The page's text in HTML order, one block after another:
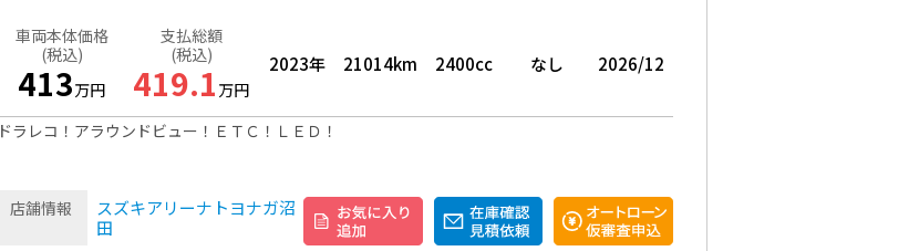
車両本体価格
(税込)
413万円
支払総額
(税込)
419.1 万円
2023年 21014km 2400cc なし 2026/12
ドラレコ！アラウンドビュー！ＥＴＣ！ＬＥＤ！
店舗情報
スズキアリーナトヨナガ沼
田